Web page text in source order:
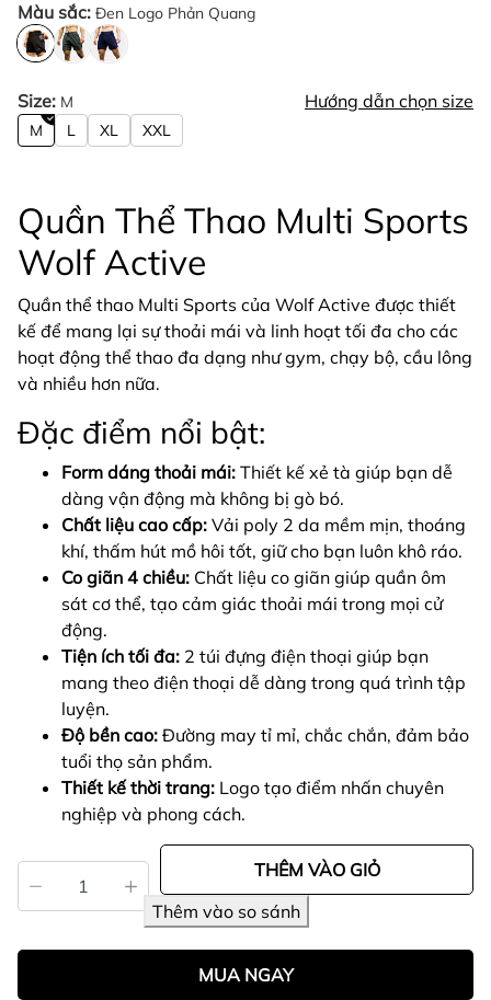
Màu sắc: Đen Logo Phản Quang
Size: M Hướng dẫn chọn size
M L XL XXL
Quần Thể Thao Multi Sports
Wolf Active
Quần thể thao Multi Sports của Wolf Active được thiết
kế để mang lại sự thoải mái và linh hoạt tối đa cho các
hoạt động thể thao đa dạng như gym, chạy bộ, cầu lông
và nhiều hơn nữa.
Đặc điểm nổi bật:
Form dáng thoải mái: Thiết kế xẻ tà giúp bạn dễ
dàng vận động mà không bị gò bó.
Chất liệu cao cấp: Vải poly 2 da mềm mịn, thoáng
khí, thấm hút mồ hôi tốt, giữ cho bạn luôn khô ráo.
Co giãn 4 chiều: Chất liệu co giãn giúp quần ôm
sát cơ thể, tạo cảm giác thoải mái trong mọi cử
động.
Tiện ích tối đa: 2 túi đựng điện thoại giúp bạn
mang theo điện thoại dễ dàng trong quá trình tập
luyện.
Độ bền cao: Đường may tỉ mỉ, chắc chắn, đảm bảo
tuổi thọ sản phẩm.
Thiết kế thời trang: Logo tạo điểm nhấn chuyên
nghiệp và phong cách.
THÊM VÀO GIỎ
MUA NGAY